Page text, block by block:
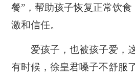
餐”，帮助孩子恢复正常饮
激和信任。
爱孩子，也被孩子爱，这
有时候，徐皇君嗓子不舒服